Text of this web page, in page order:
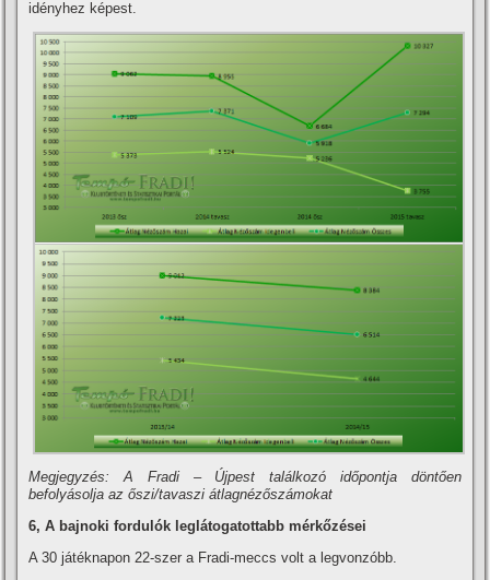
idényhez képest.
Megjegyzés: A Fradi – Újpest találkozó időpontja döntően
befolyásolja az őszi/tavaszi átlagnézőszámokat
6, A bajnoki fordulók leglátogatottabb mérkőzései
A 30 játéknapon 22-szer a Fradi-meccs volt a legvonzóbb.